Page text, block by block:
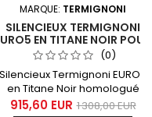
MARQUE: TERMIGNONI
SILENCIEUX TERMIGNONI
EN TITANE NOIR POUR
HONDA CRF 1100 AFRICA
TWIN ET ADVENTURE (2020-
2023)
(0)
Silencieux Termignoni EURO5
en Titane Noir homologué
Euro5 pour Honda CRF 1100
915,60 EUR 1 308,00 EUR